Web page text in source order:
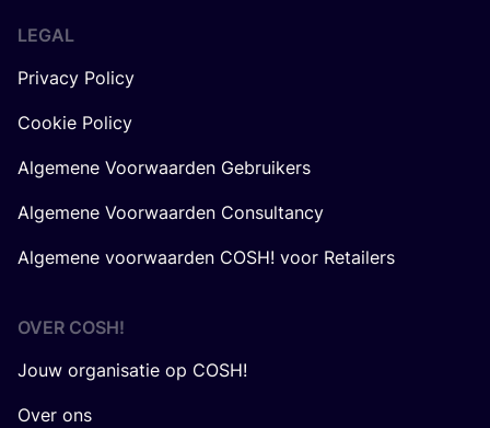
LEGAL
Privacy Policy
Cookie Policy
Algemene Voorwaarden Gebruikers
Algemene Voorwaarden Consultancy
Algemene voorwaarden COSH! voor Retailers
OVER COSH!
Jouw organisatie op COSH!
Over ons